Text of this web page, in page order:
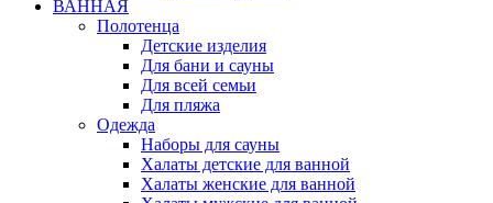
ВАННАЯ
Полотенца
Детские изделия
Для бани и сауны
Для всей семьи
Для пляжа
Одежда
Наборы для сауны
Халаты детские для ванной
Халаты женские для ванной